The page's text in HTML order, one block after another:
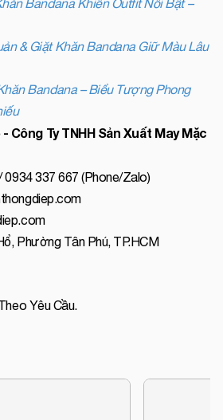
Bandana Khiến Outfit Nổi Bật –
& Giặt Khăn Bandana Giữ Màu Lâu
Bandana – Biểu Tượng Phong
Công Ty TNHH Sản Xuất May Mặc
0934 337 667 (Phone/Zalo)
Phường Tân Phú, TP.HCM
Yêu Cầu.